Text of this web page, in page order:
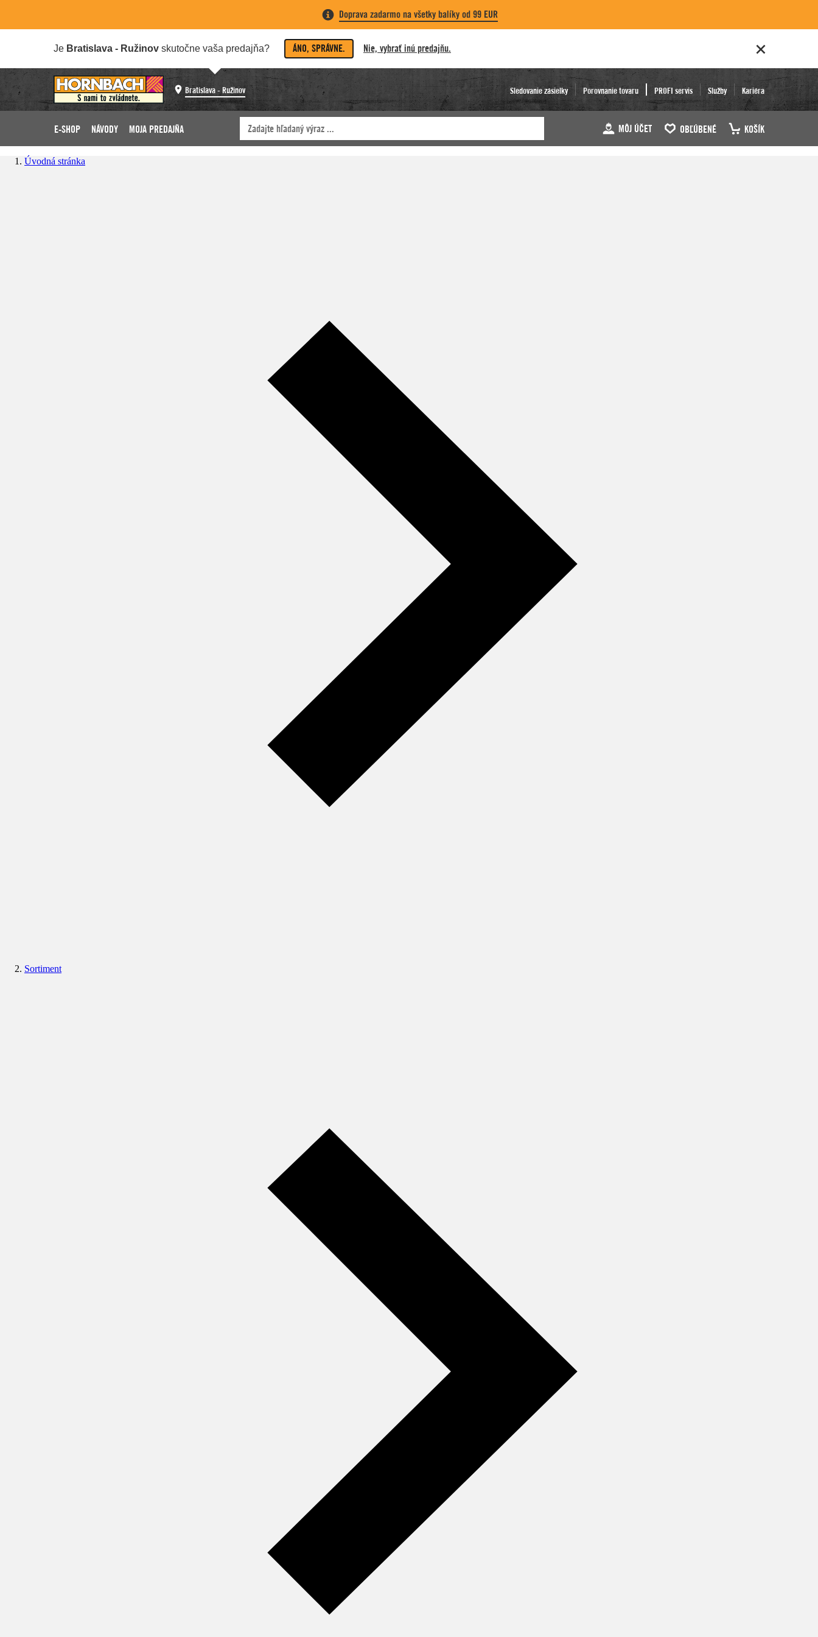
Doprava zadarmo na všetky balíky od 99 EUR
Je Bratislava - Ružinov skutočne vaša predajňa? ÁNO, SPRÁVNE. Nie, vybrať inú predajňu.
Bratislava - Ružinov Sledovanie zásielky Porovnanie tovaru PROFI servis Služby Kariéra
E-SHOP NÁVODY MOJA PREDAJŇA MÔJ ÚČET OBĽÚBENÉ KOŠÍK
Úvodná stránka
Sortiment